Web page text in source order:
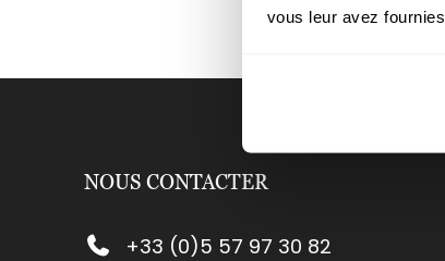
vous leur avez
NOUS CONTACTER
+33 (0)5 57 97 30 82